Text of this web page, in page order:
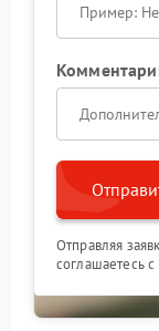
Отправляя
соглашаетесь с